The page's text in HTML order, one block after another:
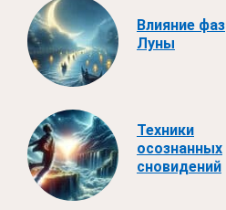
Влияние фаз
Луны
Техники
осознанных
сновидений